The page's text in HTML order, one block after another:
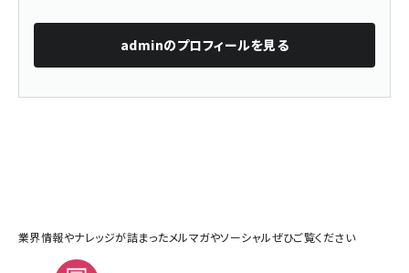
adminのプロフィールを見る
業界情報やナレッジが詰まったメルマガやソーシャルぜひご覧ください